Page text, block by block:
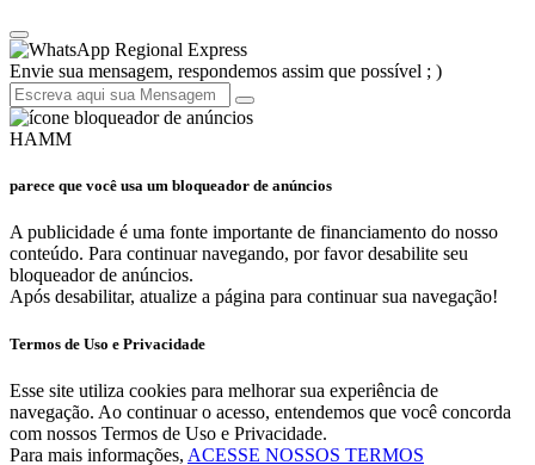
Regional Express
Envie sua mensagem, respondemos assim que possível ; )
HAMM
parece que você usa um bloqueador de anúncios
A publicidade é uma fonte importante de financiamento do nosso
conteúdo. Para continuar navegando, por favor desabilite seu
bloqueador de anúncios.
Após desabilitar, atualize a página para continuar sua navegação!
Termos de Uso e Privacidade
Esse site utiliza cookies para melhorar sua experiência de
navegação. Ao continuar o acesso, entendemos que você concorda
com nossos Termos de Uso e Privacidade.
Para mais informações, ACESSE NOSSOS TERMOS